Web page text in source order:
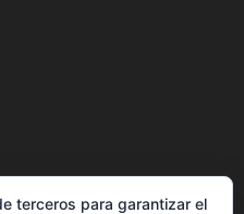
terceros para garantizar el